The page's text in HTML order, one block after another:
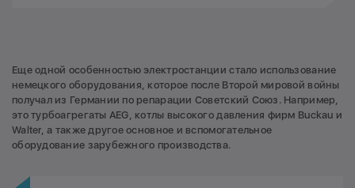
Еще одной особенностью электростанции стало использование
немецкого оборудования, которое после Второй мировой войны
получал из Германии по репарации Советский Союз. Например,
это турбоагрегаты AEG, котлы высокого давления фирм Buckau и
Walter, а также другое основное и вспомогательное
оборудование зарубежного производства.